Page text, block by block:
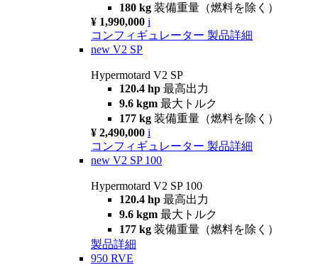
180 kg 装備重量（燃料を除く）
¥ 1,990,000 i
コンフィギュレーター 製品詳細
new V2 SP
Hypermotard V2 SP
120.4 hp 最高出力
9.6 kgm 最大トルク
177 kg 装備重量（燃料を除く）
¥ 2,490,000 i
コンフィギュレーター 製品詳細
new V2 SP 100
Hypermotard V2 SP 100
120.4 hp 最高出力
9.6 kgm 最大トルク
177 kg 装備重量（燃料を除く）
製品詳細
950 RVE